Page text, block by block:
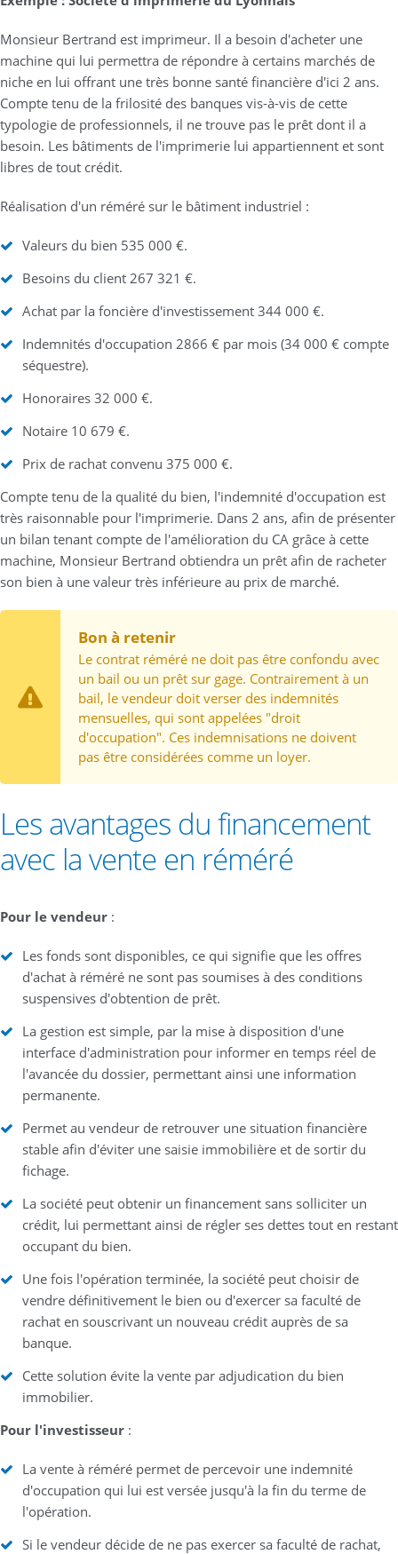
Monsieur Bertrand est imprimeur. Il a besoin d'acheter une
machine qui lui permettra de répondre à certains marchés de
niche en lui offrant une très bonne santé financière d'ici 2 ans.
Compte tenu de la frilosité des banques vis-à-vis de cette
typologie de professionnels, il ne trouve pas le prêt dont il a
besoin. Les bâtiments de l'imprimerie lui appartiennent et sont
libres de tout crédit.
Réalisation d'un réméré sur le bâtiment industriel :
Valeurs du bien 535 000 €.
Besoins du client 267 321 €.
Achat par la foncière d'investissement 344 000 €.
Indemnités d'occupation 2866 € par mois (34 000 € compte
séquestre).
Honoraires 32 000 €.
Notaire 10 679 €.
Prix de rachat convenu 375 000 €.
Compte tenu de la qualité du bien, l'indemnité d'occupation est
très raisonnable pour l'imprimerie. Dans 2 ans, afin de présenter
un bilan tenant compte de l'amélioration du CA grâce à cette
machine, Monsieur Bertrand obtiendra un prêt afin de racheter
son bien à une valeur très inférieure au prix de marché.
Bon à retenir
Le contrat réméré ne doit pas être confondu avec
un bail ou un prêt sur gage. Contrairement à un
bail, le vendeur doit verser des indemnités
mensuelles, qui sont appelées "droit
d'occupation". Ces indemnisations ne doivent
pas être considérées comme un loyer.
Les avantages du financement
avec la vente en réméré
Pour le vendeur :
Les fonds sont disponibles, ce qui signifie que les offres
d'achat à réméré ne sont pas soumises à des conditions
suspensives d'obtention de prêt.
La gestion est simple, par la mise à disposition d'une
interface d'administration pour informer en temps réel de
l'avancée du dossier, permettant ainsi une information
permanente.
Permet au vendeur de retrouver une situation financière
stable afin d'éviter une saisie immobilière et de sortir du
fichage.
La société peut obtenir un financement sans solliciter un
crédit, lui permettant ainsi de régler ses dettes tout en restant
occupant du bien.
Une fois l'opération terminée, la société peut choisir de
vendre définitivement le bien ou d'exercer sa faculté de
rachat en souscrivant un nouveau crédit auprès de sa
banque.
Cette solution évite la vente par adjudication du bien
immobilier.
Pour l'investisseur :
La vente à réméré permet de percevoir une indemnité
d'occupation qui lui est versée jusqu'à la fin du terme de
l'opération.
Si le vendeur décide de ne pas exercer sa faculté de rachat,